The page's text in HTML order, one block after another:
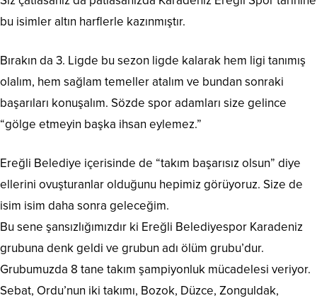
bu isimler altın harflerle kazınmıştır.
Bırakın da 3. Ligde bu sezon ligde kalarak hem ligi tanımış
olalım, hem sağlam temeller atalım ve bundan sonraki
başarıları konuşalım. Sözde spor adamları size gelince
“gölge etmeyin başka ihsan eylemez.”
Ereğli Belediye içerisinde de “takım başarısız olsun” diye
ellerini ovuşturanlar olduğunu hepimiz görüyoruz. Size de
isim isim daha sonra geleceğim.
Bu sene şansızlığımızdır ki Ereğli Belediyespor Karadeniz
grubuna denk geldi ve grubun adı ölüm grubu’dur.
Grubumuzda 8 tane takım şampiyonluk mücadelesi veriyor.
Sebat, Ordu’nun iki takımı, Bozok, Düzce, Zonguldak,